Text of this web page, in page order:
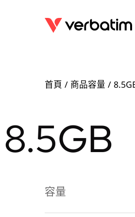
首頁 / 商品容量 /
8.5GB
容量